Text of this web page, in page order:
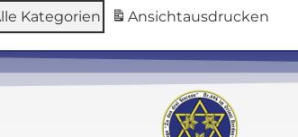
Kategorien Ansichtausdrucken